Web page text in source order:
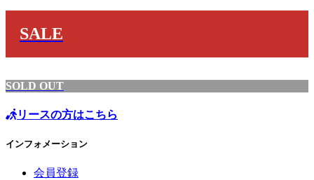
SALE
SOLD OUT
リースの方はこちら
インフォメーション
会員登録